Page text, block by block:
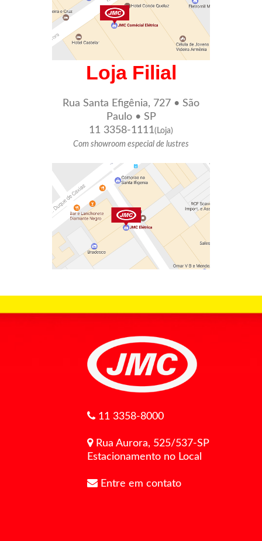
Loja Filial
Rua Santa Efigênia, 727 • São
Paulo • SP
11 3358-1111(Loja)
Com showroom especial de lustres
11 3358-8000
Rua Aurora, 525/537-SP
Estacionamento no Local
Entre em contato